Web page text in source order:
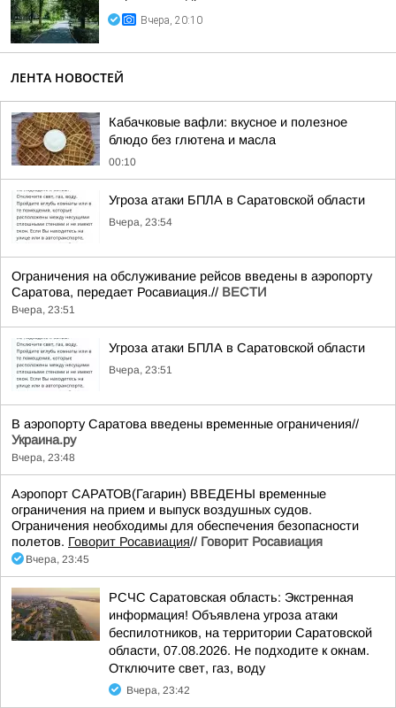
Вчера, 20:10
ЛЕНТА НОВОСТЕЙ
Кабачковые вафли: вкусное и полезное
блюдо без глютена и масла
00:10
Угроза атаки БПЛА в Саратовской области
Вчера, 23:54
Ограничения на обслуживание рейсов введены в аэропорту
Саратова, передает Росавиация.// ВЕСТИ
Вчера, 23:51
Угроза атаки БПЛА в Саратовской области
Вчера, 23:51
В аэропорту Саратова введены временные ограничения//
Украина.ру
Вчера, 23:48
Аэропорт САРАТОВ(Гагарин) ВВЕДЕНЫ временные
ограничения на прием и выпуск воздушных судов.
Ограничения необходимы для обеспечения безопасности
полетов. Говорит Росавиация// Говорит Росавиация
Вчера, 23:45
РСЧС Саратовская область: Экстренная
информация! Объявлена угроза атаки
беспилотников, на территории Саратовской
области, 07.08.2026. Не подходите к окнам.
Отключите свет, газ, воду
Вчера, 23:42